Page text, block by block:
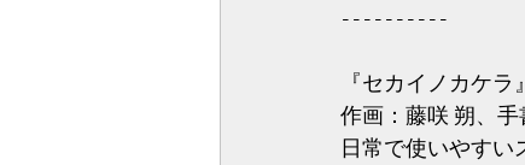
----------
『セカイノカケ
作画：藤咲 朔、
日常で使いやすい